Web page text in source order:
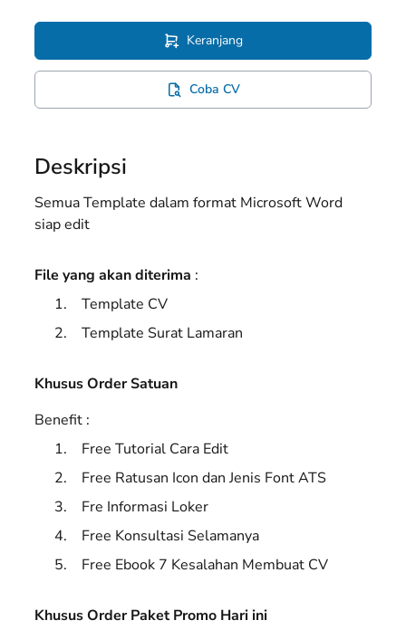
Keranjang
Coba CV
Deskripsi
Semua Template dalam format Microsoft Word
siap edit
File yang akan diterima :
Template CV
Template Surat Lamaran
Khusus Order Satuan
Benefit :
Free Tutorial Cara Edit
Free Ratusan Icon dan Jenis Font ATS
Fre Informasi Loker
Free Konsultasi Selamanya
Free Ebook 7 Kesalahan Membuat CV
Khusus Order Paket Promo Hari ini